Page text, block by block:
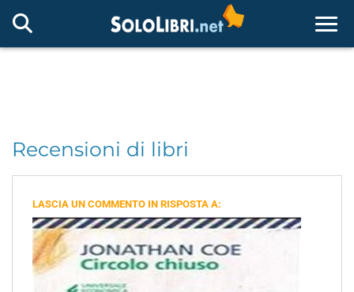
Recensioni di libri
LASCIA UN COMMENTO IN RISPOSTA A: